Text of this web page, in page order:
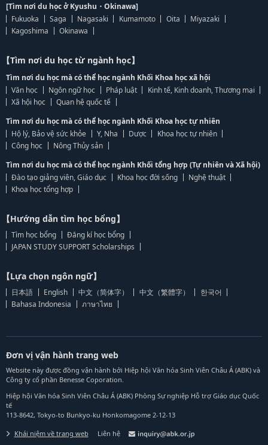
[Tìm nơi du học ở Kyushu・Okinawa]
Fukuoka
Saga Nagasaki Kumamoto Oita
Miyazaki
Kagoshima
Okinawa
【Tìm nơi du học từ ngành học】
Tìm nơi du học mà có thể học ngành Khối Khoa học xã hội
Văn học
Ngôn ngữ học Pháp luật
Kinh tế, Kinh doanh, Thương mại
Xã hội học
Quan hệ quốc tế
Tìm nơi du học mà có thể học ngành Khối Khoa học tự nhiên
Hộ lý, Bảo vệ sức khỏe
Y, Nha Dược
Khoa học tự nhiên
Công học
Nông Thủy sản
Tìm nơi du học mà có thể học ngành Khối tổng hợp (Tự nhiên và Xã hội)
Đào tạo giảng viên, Giáo dục
Khoa học đời sống
Nghệ thuật
Khoa học tổng hợp
【Hướng dẫn tìm học bổng】
Tìm học bổng
Đăng kí học bổng
JAPAN STUDY SUPPORT Scholarships
【Lựa chọn ngôn ngữ】
日本語 English 中文（简体字） 中文（繁體字）
한국어
Bahasa Indonesia
ภาษาไทย
Đơn vị vận hành trang web
Website này được đồng vận hành bởi Hiệp hội Văn hóa Sinh Viên Châu Á (ABK) và
Công ty cổ phần Benesse Coporation.
Hiệp hội Văn hóa Sinh Viên Châu Á (ABK) Phòng Sự nghiệp Hỗ trợ Giáo dục Quốc
tế
113-8642, Tokyo-to Bunkyo-ku Honkomagome 2-12-13
Khái niệm về trang web Liên hệ